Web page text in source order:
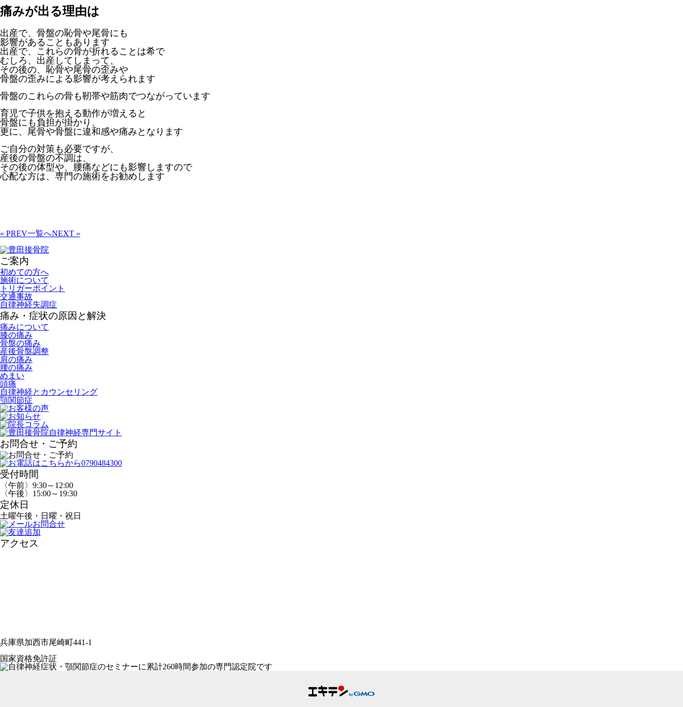
痛みが出る理由は
出産で、骨盤の恥骨や尾骨にも
影響があることもあります
出産で、これらの骨が折れることは希で
むしろ、出産してしまって、
その後の、恥骨や尾骨の歪みや
骨盤の歪みによる影響が考えられます
骨盤のこれらの骨も靭帯や筋肉でつながっています
育児で子供を抱える動作が増えると
骨盤にも負担が掛かり、
更に、尾骨や骨盤に違和感や痛みとなります
ご自分の対策も必要ですが、
産後の骨盤の不調は、
その後の体型や、腰痛などにも影響しますので
心配な方は、専門の施術をお勧めします
« PREV一覧へNEXT »
ご案内
初めての方へ
施術について
トリガーポイント
交通事故
自律神経失調症
痛み・症状の原因と解決
痛みについて
膝の痛み
骨盤の痛み
産後骨盤調整
肩の痛み
腰の痛み
めまい
頭痛
自律神経とカウンセリング
顎関節症
お問合せ・ご予約
受付時間
〈午前〉9:30～12:00
〈午後〉15:00～19:30
定休日
土曜午後・日曜・祝日
アクセス
兵庫県加西市尾崎町441-1
国家資格免許証